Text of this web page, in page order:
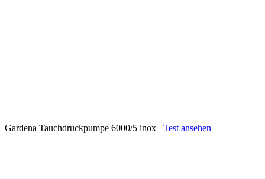
Gardena Tauchdruckpumpe 6000/5 inox Test ansehen